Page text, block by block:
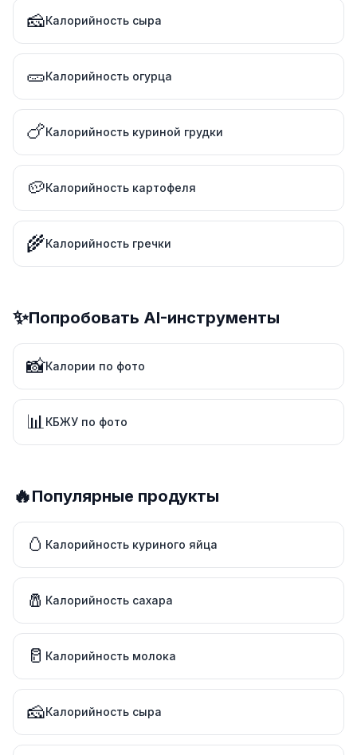
🧀Калорийность сыра
🥒Калорийность огурца
🍗Калорийность куриной грудки
🥔Калорийность картофеля
🌾Калорийность гречки
✨Попробовать AI-инструменты
📸Калории по фото
📊КБЖУ по фото
🔥Популярные продукты
🥚 Калорийность куриного яйца
🧂 Калорийность сахара
🥛 Калорийность молока
🧀Калорийность сыра